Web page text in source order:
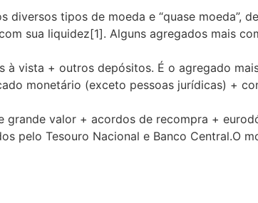
tipos de moeda e “quase moeda”,
sua liquidez[1]. Alguns agregados mais
à vista + outros depósitos. É o agregado
monetário (exceto pessoas jurídicas) +
valor + acordos de recompra +
pelo Tesouro Nacional e Banco Central.O